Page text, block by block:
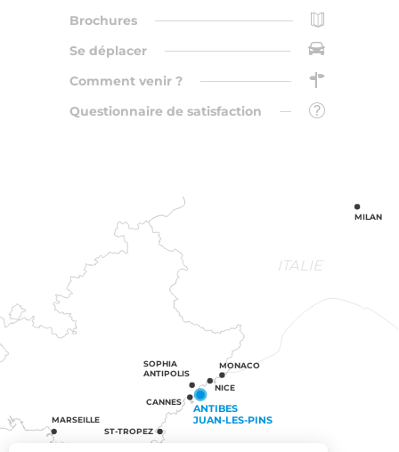
Brochures
Se déplacer
Comment venir ?
Questionnaire de satisfaction
ITALIE
ST-TROPEZ
MARSEILLE
CANNES
ANTIBES
JUAN-LES-PINS
SOPHIA
ANTIPOLIS
NICE
MONACO
MILAN